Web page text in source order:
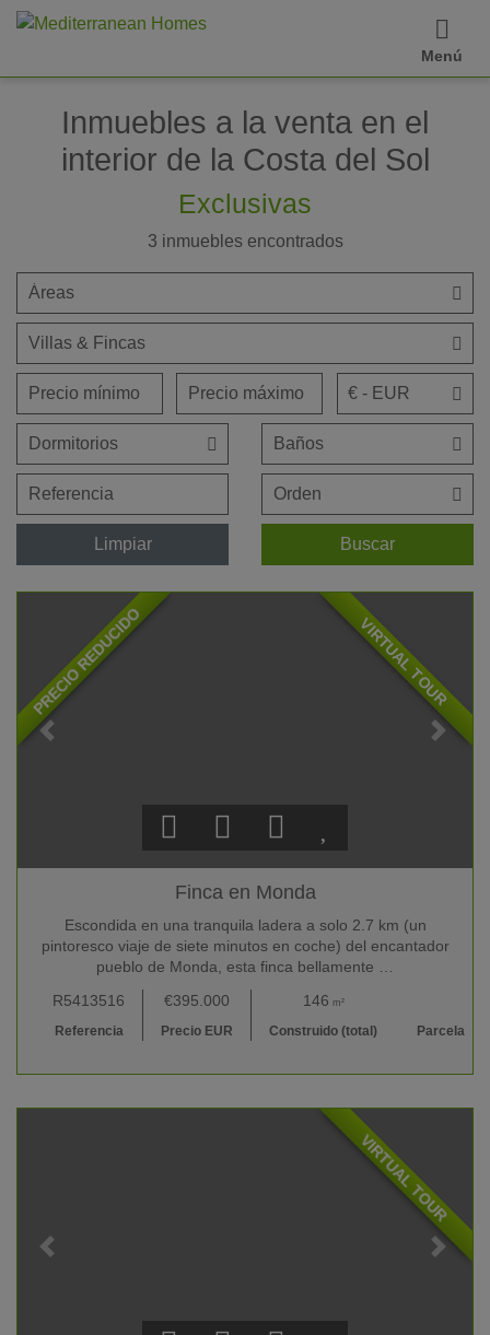
Menú
Inmuebles a la venta en el
interior de la Costa del Sol
Exclusivas
3 inmuebles encontrados
Limpiar Buscar
PRECIO REDUCIDO VIRTUAL TOUR
Finca en Monda
Escondida en una tranquila ladera a solo 2.7 km (un
pintoresco viaje de siete minutos en coche) del encantador
pueblo de Monda, esta finca bellamente …
R5413516
Referencia
€395.000
Precio EUR
146 m²
Construido (total) Parcela
VIRTUAL TOUR